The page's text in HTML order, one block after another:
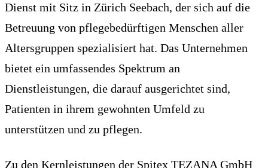
Dienst mit Sitz in Zürich Seebach, der sich auf die
Betreuung von pflegebedürftigen Menschen aller
Altersgruppen spezialisiert hat. Das Unternehmen
bietet ein umfassendes Spektrum an
Dienstleistungen, die darauf ausgerichtet sind,
Patienten in ihrem gewohnten Umfeld zu
unterstützen und zu pflegen.
Zu den Kernleistungen der Spitex TEZANA GmbH